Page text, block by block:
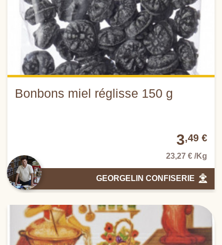
Bonbons miel réglisse 150 g
3,49 €
23,27 € /Kg
GEORGELIN CONFISERIE